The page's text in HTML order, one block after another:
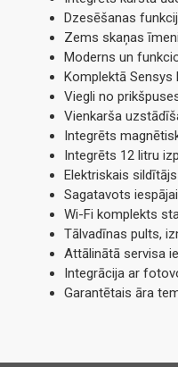
Dzesēšanas
Zems skaņas
Moderns un
Komplektā Sensys
Viegli no
Vienkarša
Integrēts
Integrēts 12 litru
Elektriskais
Sagatavots
Wi-Fi komplekts
Tālvadīnas pults,
Attālinātā servisa
Integrācija ar
Garantētais āra